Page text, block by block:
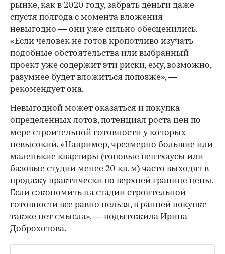
рынке, как в 2020 году, забрать деньги даже
спустя полгода с момента вложения
невыгодно — они уже сильно обесценились.
«Если человек не готов кропотливо изучать
подобные обстоятельства или выбранный
проект уже содержит эти риски, ему, возможно,
разумнее будет вложиться попозже», —
рекомендует она.
Невыгодной может оказаться и покупка
определенных лотов, потенциал роста цен по
мере строительной готовности у которых
невысокий. «Например, чрезмерно большие или
маленькие квартиры (топовые пентхаусы или
базовые студии менее 20 кв. м) часто выходят в
продажу практически по верхней границе цены.
Если сэкономить на стадии строительной
готовности все равно нельзя, в ранней покупке
также нет смысла», — подытожила Ирина
Доброхотова.